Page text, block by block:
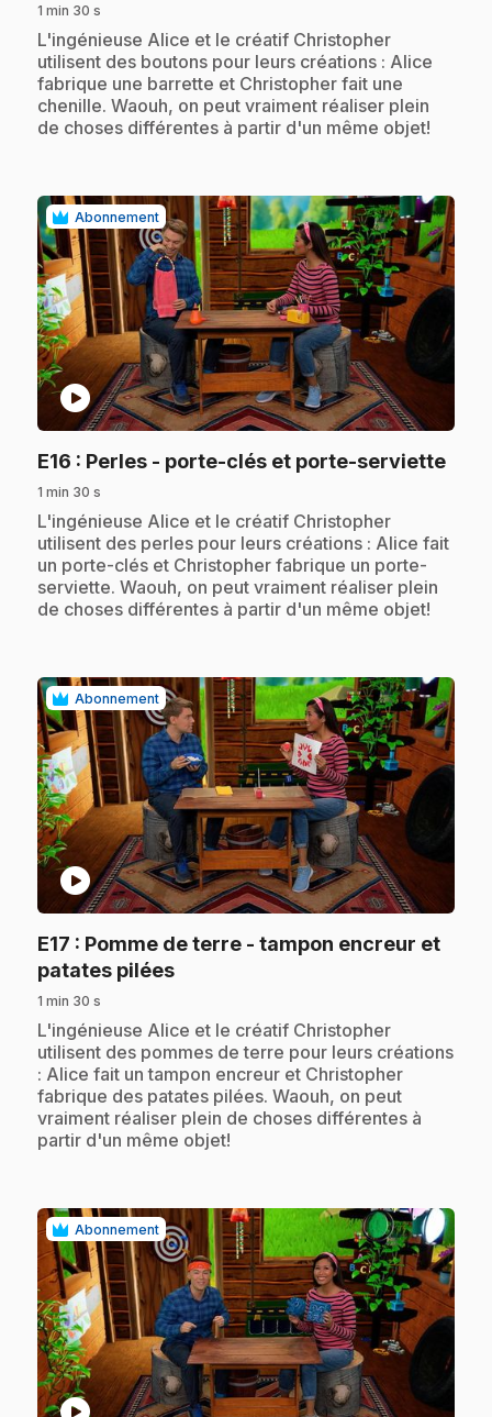
1 min 30 s
.L'ingénieuse Alice et le créatif Christopher
utilisent des boutons pour leurs créations : Alice
fabrique une barrette et Christopher fait une
chenille. Waouh, on peut vraiment réaliser plein
de choses différentes à partir d'un même objet!
Abonnement
play_circle
E16 : Perles - porte-clés et porte-serviette.
1 min 30 s
.L'ingénieuse Alice et le créatif Christopher
utilisent des perles pour leurs créations : Alice fait
un porte-clés et Christopher fabrique un porte-
serviette. Waouh, on peut vraiment réaliser plein
de choses différentes à partir d'un même objet!
Abonnement
play_circle
E17 : Pomme de terre - tampon encreur et
patates pilées.
1 min 30 s
.L'ingénieuse Alice et le créatif Christopher
utilisent des pommes de terre pour leurs créations
: Alice fait un tampon encreur et Christopher
fabrique des patates pilées. Waouh, on peut
vraiment réaliser plein de choses différentes à
partir d'un même objet!
Abonnement